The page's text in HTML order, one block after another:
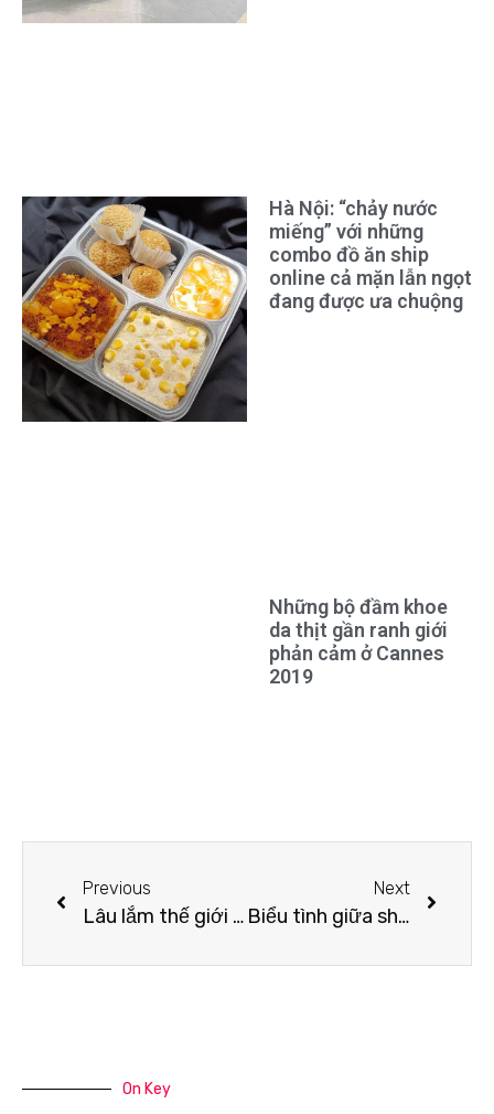
Hà Nội: “chảy nước
miếng” với những
combo đồ ăn ship
online cả mặn lẫn ngọt
đang được ưa chuộng
Những bộ đầm khoe
da thịt gần ranh giới
phản cảm ở Cannes
2019
Previous
Lâu lắm thế giới mới có Hoa hậu đăng quang đẹp nhường này
Next
Biểu tình giữa show Louis Vuitton làm khách mời nhốn nháo, bảo vệ phải lao lên sàn diễn dẹp loạn
On Key